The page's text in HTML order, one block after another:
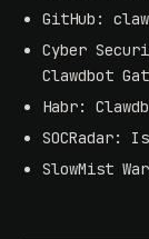
GitHub:
Cyber
Clawdbot
Habr:
SOCRadar:
SlowMist